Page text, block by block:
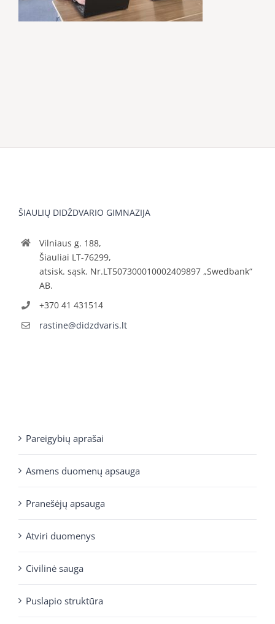
ŠIAULIŲ DIDŽDVARIO GIMNAZIJA
Vilniaus g. 188,
Šiauliai LT-76299,
atsisk. sąsk. Nr.LT507300010002409897 „Swedbank“
AB.
+370 41 431514
rastine@didzdvaris.lt
Pareigybių aprašai
Asmens duomenų apsauga
Pranešėjų apsauga
Atviri duomenys
Civilinė sauga
Puslapio struktūra